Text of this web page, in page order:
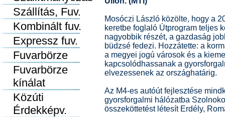
Szállítás, Fuv.
Kombinált fuv.
Expressz fuv.
Fuvarbörze
Fuvarbörze
kínálat
Közúti
Érdekképv.
Mosóczi László közölte, hogy a
keretbe foglaló Útprogram teljes
nagyobbik részét, a gazdaság
büdzsé fedezi. Hozzátette: a
a megyei jogú városok és a
kapcsolódhassanak a
elvezessenek az országhatárig.
Az M4-es autóút fejlesztése
gyorsforgalmi hálózatba
összeköttetést létesít Erdély,